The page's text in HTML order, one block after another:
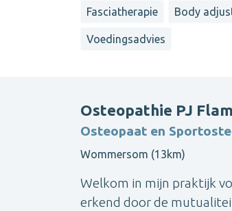
Fasciatherapie Body
Voedingsadvies
Osteopathie PJ
Osteopaat en
Wommersom (13km)
Welkom in mijn praktijk
erkend door de